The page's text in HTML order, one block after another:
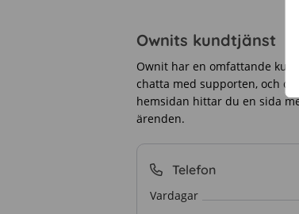
Ownits kundtjänst
Ownit har en omfattande
chatta med supporten, och
hemsidan hittar du en sida
ärenden.
Telefon
Vardagar